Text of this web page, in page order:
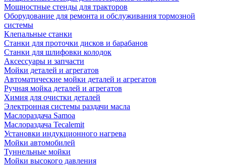
Мощностные стенды для тракторов
Оборудование для ремонта и обслуживания тормозной
системы
Клепальные станки
Станки для проточки дисков и барабанов
Станки для шлифовки колодок
Аксессуары и запчасти
Мойки деталей и агрегатов
Автоматические мойки деталей и агрегатов
Ручная мойка деталей и агрегатов
Химия для очистки деталей
Электронная системы раздачи масла
Маслораздача Samoa
Маслораздача Tecalemit
Установки индукционного нагрева
Мойки автомобилей
Туннельные мойки
Мойки высокого давления